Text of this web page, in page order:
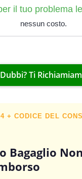
il tuo problema
nessun costo.
Dubbi? Ti
+ CODICE DEL
Bagaglio